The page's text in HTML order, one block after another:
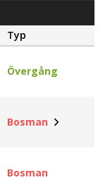
Typ
Övergång
Bosman
Bosman